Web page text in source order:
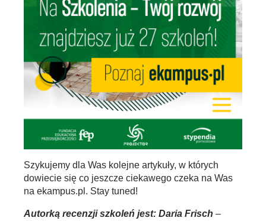
Szykujemy dla Was kolejne artykuły, w których
dowiecie się co jeszcze ciekawego czeka na Was
na ekampus.pl. Stay tuned!
Autorką recenzji szkoleń jest: Daria Frisch –